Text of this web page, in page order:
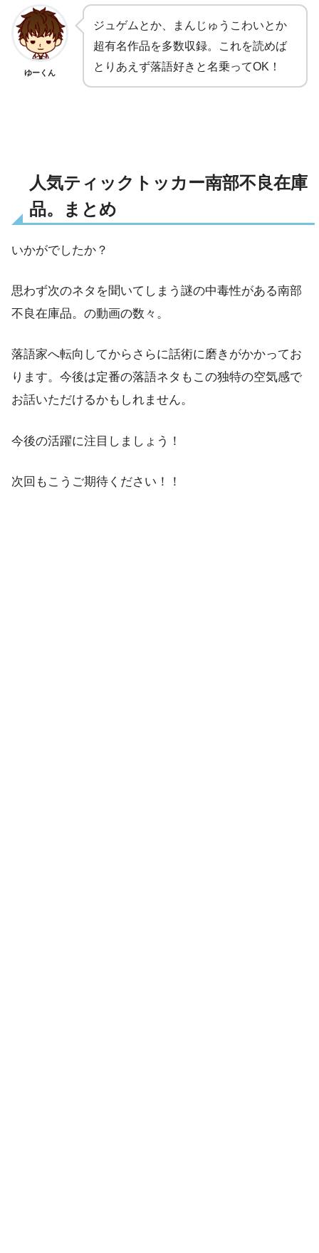
ゆーくん
ジュゲムとか、まんじゅうこわいとか
超有名作品を多数収録。これを読めば
とりあえず落語好きと名乗ってOK！
人気ティックトッカー南部不良在庫
品。まとめ
いかがでしたか？
思わず次のネタを聞いてしまう謎の中毒性がある南部
不良在庫品。の動画の数々。
落語家へ転向してからさらに話術に磨きがかかってお
ります。今後は定番の落語ネタもこの独特の空気感で
お話いただけるかもしれません。
今後の活躍に注目しましょう！
次回もこうご期待ください！！